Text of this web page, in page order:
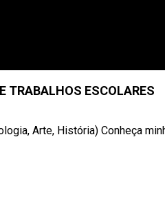
TRABALHOS ESCOLARES
Arte, História) Conheça